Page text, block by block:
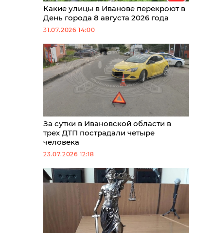
Какие улицы в Иванове перекроют в
День города 8 августа 2026 года
31.07.2026 14:00
За сутки в Ивановской области в
трех ДТП пострадали четыре
человека
23.07.2026 12:18